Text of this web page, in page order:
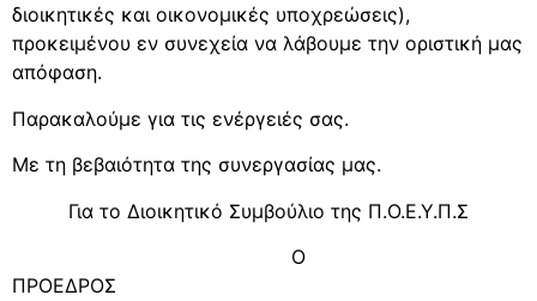
διοικητικές και οικονομικές υποχρεώσεις),
προκειμένου εν συνεχεία να λάβουμε την οριστική μας
απόφαση.
Παρακαλούμε για τις ενέργειές σας.
Με τη βεβαιότητα της συνεργασίας μας.
Για το Διοικητικό Συμβούλιο της Π.Ο.Ε.Υ.Π.Σ
Ο